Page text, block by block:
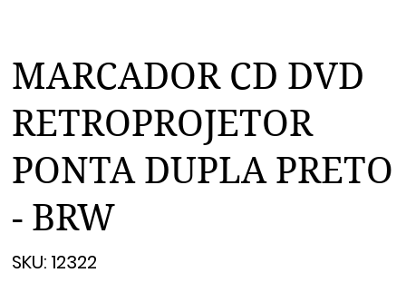
MARCADOR CD DVD
RETROPROJETOR
PONTA DUPLA PRETO
- BRW
SKU:
12322
12322